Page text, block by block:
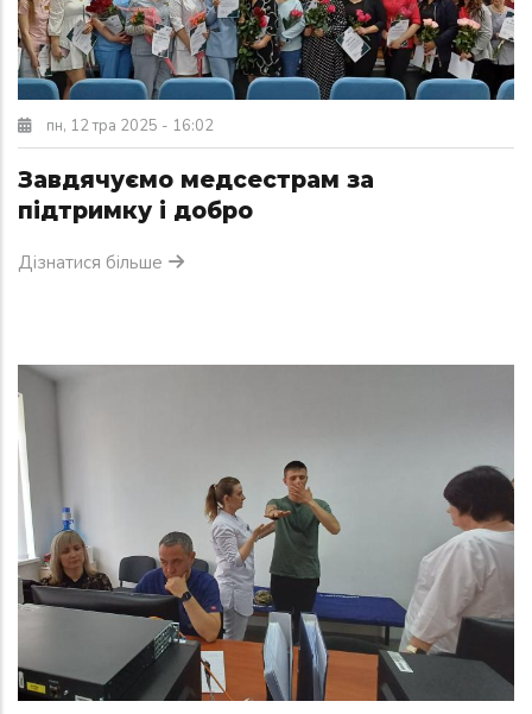
пн, 12 тра 2025 - 16:02
Завдячуємо медсестрам за
підтримку і добро
Дізнатися більше